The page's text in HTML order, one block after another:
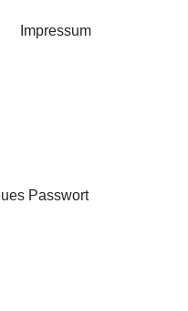
Impressum
Passwort